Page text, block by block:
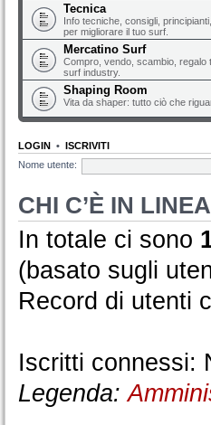
Tecnica
Info tecniche, consigli,
per migliorare il tuo surf.
Mercatino Surf
Compro, vendo, scambio,
surf industry.
Shaping Room
Vita da shaper: tutto ciò che
LOGIN • ISCRIVITI
Nome utente:
CHI C’È IN LINEA
In totale ci sono
(basato sugli
Record di utenti
Iscritti connessi:
Legenda: